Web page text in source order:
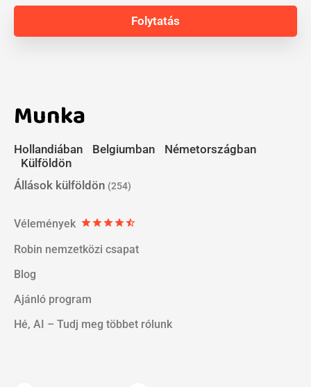
Munka
Hollandiában Belgiumban
Németországban
Külföldön
Állások külföldön (254)
Vélemények starstarstarstarstar_half
Robin nemzetközi csapat
Blog
Ajánló program
Hé, AI – Tudj meg többet rólunk